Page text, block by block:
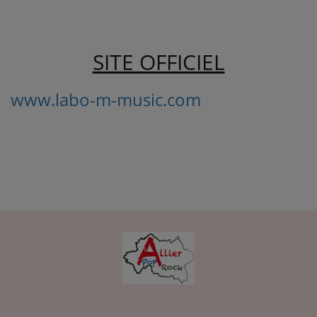
SITE OFFICIEL
www.labo-m-music.com